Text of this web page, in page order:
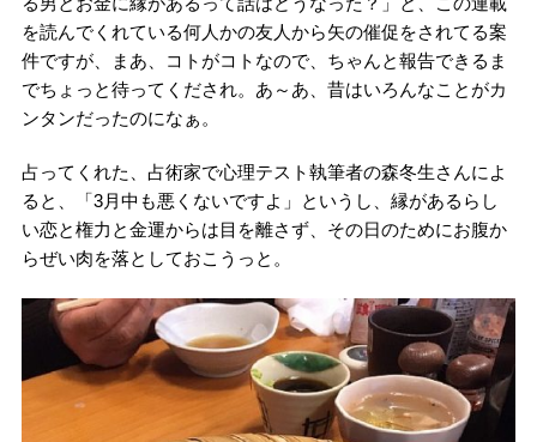
を読んでくれている何人かの友人から矢の催促をされてる案
件ですが、まあ、コトがコトなので、ちゃんと報告できるま
でちょっと待ってくだされ。あ～あ、昔はいろんなことがカ
ンタンだったのになぁ。
占ってくれた、占術家で心理テスト執筆者の森冬生さんによ
ると、「3月中も悪くないですよ」というし、縁があるらし
い恋と権力と金運からは目を離さず、その日のためにお腹か
らぜい肉を落としておこうっと。